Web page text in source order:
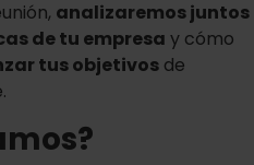
analizaremos juntos
de tu empresa y cómo
tus objetivos de